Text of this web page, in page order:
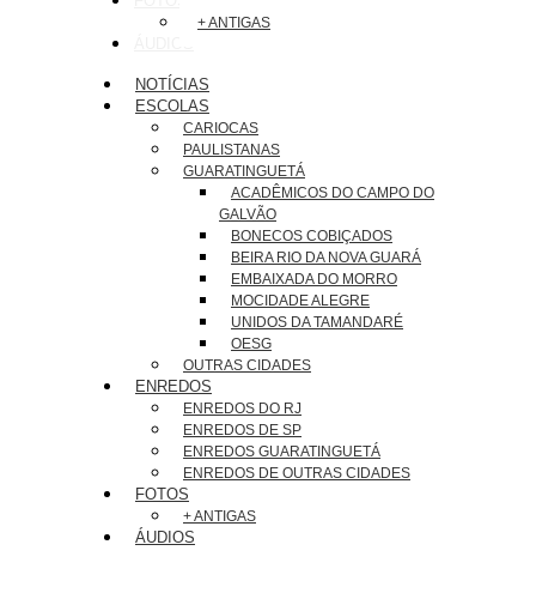
+ ANTIGAS
NOTÍCIAS
ESCOLAS
CARIOCAS
PAULISTANAS
GUARATINGUETÁ
ACADÊMICOS DO CAMPO DO
GALVÃO
BONECOS COBIÇADOS
BEIRA RIO DA NOVA GUARÁ
EMBAIXADA DO MORRO
MOCIDADE ALEGRE
UNIDOS DA TAMANDARÉ
OESG
OUTRAS CIDADES
ENREDOS
ENREDOS DO RJ
ENREDOS DE SP
ENREDOS GUARATINGUETÁ
ENREDOS DE OUTRAS CIDADES
FOTOS
+ ANTIGAS
ÁUDIOS